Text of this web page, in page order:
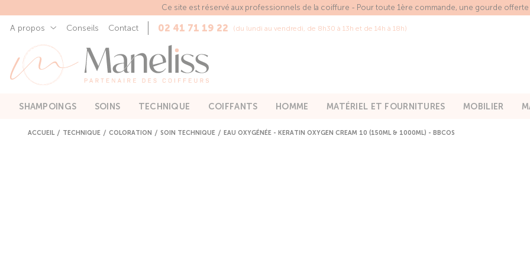
Ce site est réservé aux professionnels de la coiffure - Pour toute 1ère commande, une gourde
A propos Conseils Contact 02 41 71 19 22 (du lundi au vendredi, de 8h30 à 13h et de 14h à 18h)
SHAMPOINGS SOINS TECHNIQUE COIFFANTS HOMME MATÉRIEL ET FOURNITURES MOBILIER
ACCUEIL TECHNIQUE COLORATION SOIN TECHNIQUE EAU OXYGÉNÉE - KERATIN OXYGEN CREAM 10 (150ML & 1000ML) - BBCOS